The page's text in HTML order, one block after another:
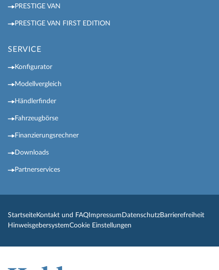
PRESTIGE VAN
PRESTIGE VAN FIRST EDITION
SERVICE
Konfigurator
Modellvergleich
Händlerfinder
Fahrzeugbörse
Finanzierungsrechner
Downloads
Partnerservices
StartseiteKontakt und FAQ Impressum DatenschutzBarrierefreiheit
HinweisgebersystemCookie Einstellungen